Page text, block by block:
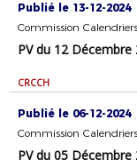
Publié le 13-12-2024
PV du 12 Décembre
CRCCH
Publié le 06-12-2024
PV du 05 Décembre